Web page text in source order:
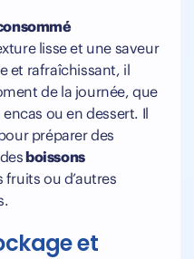
lisse et une saveur
et rafraîchissant, il
de la journée, que
ou en dessert. Il
préparer des
boissons
fruits ou d’autres
et